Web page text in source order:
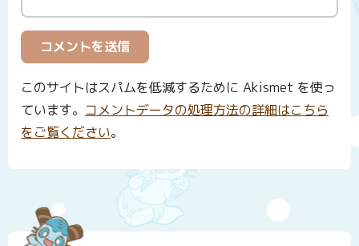
このサイトはスパムを低減するために Akismet を使っ
ています。 コメントデータの処理方法の詳細はこちら
をご覧ください。